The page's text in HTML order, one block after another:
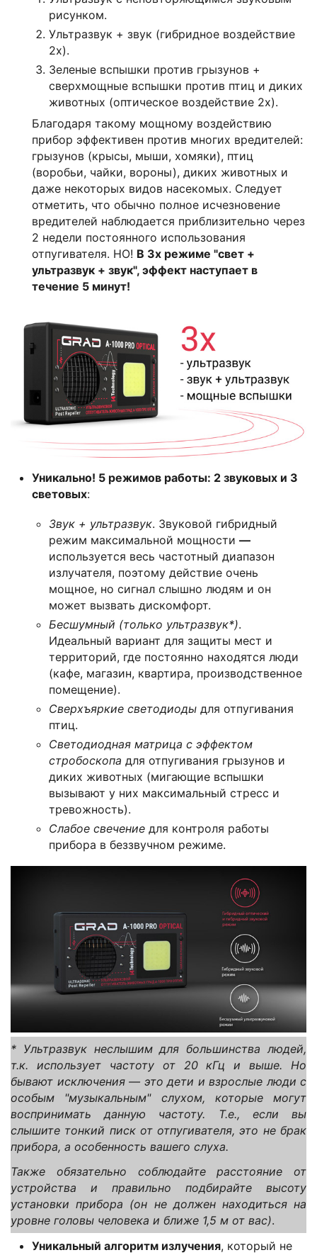
рисунком.
Ультразвук + звук (гибридное воздействие
2х).
Зеленые вспышки против грызунов +
сверхмощные вспышки против птиц и диких
животных (оптическое воздействие 2х).
Благодаря такому мощному воздействию
прибор эффективен против многих вредителей:
грызунов (крысы, мыши, хомяки), птиц
(воробьи, чайки, вороны), диких животных и
даже некоторых видов насекомых. Следует
отметить, что обычно полное исчезновение
вредителей наблюдается приблизительно через
2 недели постоянного использования
отпугивателя. НО! В 3х режиме "свет +
ультразвук + звук", эффект наступает в
течение 5 минут!
Уникально! 5 режимов работы: 2 звуковых и 3
световых:
Звук + ультразвук. Звуковой гибридный
режим максимальной мощности —
используется весь частотный диапазон
излучателя, поэтому действие очень
мощное, но сигнал слышно людям и он
может вызвать дискомфорт.
Бесшумный (только ультразвук*).
Идеальный вариант для защиты мест и
территорий, где постоянно находятся люди
(кафе, магазин, квартира, производственное
помещение).
Сверхъяркие светодиоды для отпугивания
птиц.
Светодиодная матрица с эффектом
стробоскопа для отпугивания грызунов и
диких животных (мигающие вспышки
вызывают у них максимальный стресс и
тревожность).
Слабое свечение для контроля работы
прибора в беззвучном режиме.
* Ультразвук неслышим для большинства людей,
т.к. использует частоту от 20 кГц и выше. Но
бывают исключения — это дети и взрослые люди с
особым "музыкальным" слухом, которые могут
воспринимать данную частоту. Т.е., если вы
слышите тонкий писк от отпугивателя, это не брак
прибора, а особенность вашего слуха.
Также обязательно соблюдайте расстояние от
устройства и правильно подбирайте высоту
установки прибора (он не должен находиться на
уровне головы человека и ближе 1,5 м от вас).
Уникальный алгоритм излучения, который не